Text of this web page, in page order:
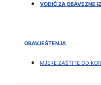
VODIČ ZA OBAVEZNE
OBAVJEŠTENJA
MJERE ZAŠTITE OD